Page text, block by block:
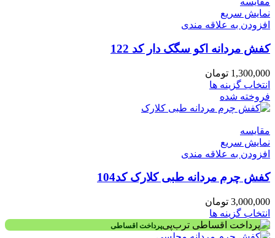
نمایش سریع
افزودن به علاقه مندی
کفش مردانه اکو سگک دار کد 122
1,300,000 تومان
انتخاب گزینه ها
فروخته شده
مقايسه
نمایش سریع
افزودن به علاقه مندی
کفش چرم مردانه طبی کلارک کد104
3,000,000 تومان
انتخاب گزینه ها
پرداخت اقساطی